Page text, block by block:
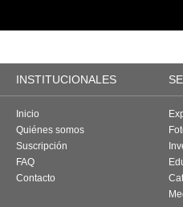
INSTITUCIONALES
Inicio
Quiénes somos
Suscripción
FAQ
Contacto